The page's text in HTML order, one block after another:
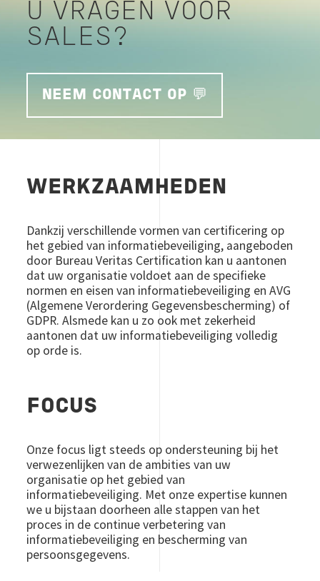
U VRAGEN VOOR
SALES?
NEEM CONTACT OP 💬
WERKZAAMHEDEN
Dankzij verschillende vormen van certificering op
het gebied van informatiebeveiliging, aangeboden
door Bureau Veritas Certification kan u aantonen
dat uw organisatie voldoet aan de specifieke
normen en eisen van informatiebeveiliging en AVG
(Algemene Verordering Gegevensbescherming) of
GDPR. Alsmede kan u zo ook met zekerheid
aantonen dat uw informatiebeveiliging volledig
op orde is.
FOCUS
Onze focus ligt steeds op ondersteuning bij het
verwezenlijken van de ambities van uw
organisatie op het gebied van
informatiebeveiliging. Met onze expertise kunnen
we u bijstaan doorheen alle stappen van het
proces in de continue verbetering van
informatiebeveiliging en bescherming van
persoonsgegevens.